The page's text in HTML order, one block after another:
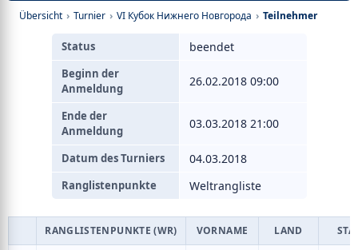
Übersicht › Turnier › VI Кубок Нижнего Новгорода › Teilnehmer
Status beendet
Beginn der
Anmeldung
26.02.2018 09:00
Ende der
Anmeldung
03.03.2018 21:00
Datum des Turniers 04.03.2018
Ranglistenpunkte Weltrangliste
RANGLISTENPUNKTE (WR) VORNAME LAND